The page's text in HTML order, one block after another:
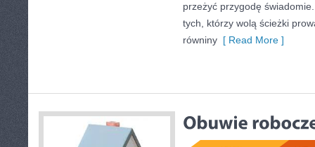
przeżyć przygodę
tych, którzy wolą ścieżki
równiny [ Read More ]